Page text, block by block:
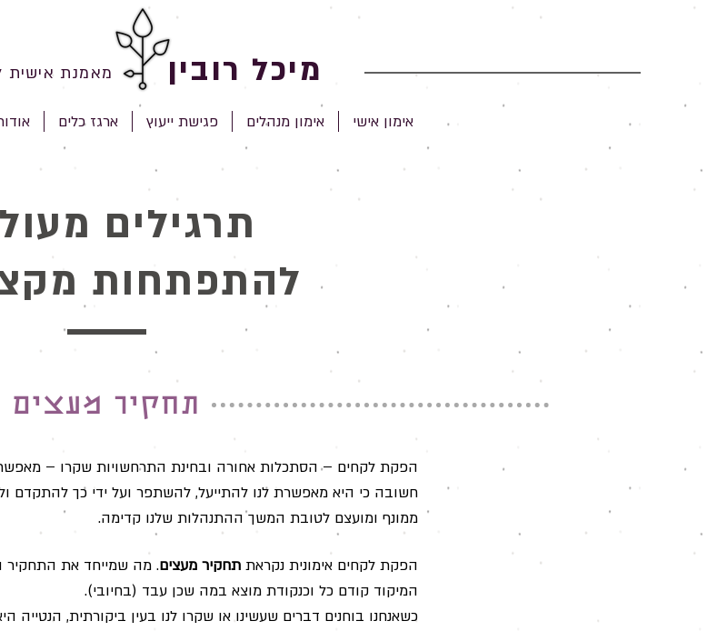
מיכל רובין מאמנת אישית
אימון אישי אימון מנהלים פגישת ייעוץ ארגז כלים
תרגילים
להתפתחות
תחקיר מעצים
הפקת לקחים – הסתכלות אחורה ובחינת התרחשויות שקרו –
חשובה כי היא מאפשרת לנו להתייעל, להשתפר ועל ידי כך להתקדם
ממונף ומועצם לטובת המשך ההתנהלות שלנו קדימה.
הפקת לקחים אימונית נקראת תחקיר מעצים. מה שמייחד את התחקיר
המיקוד קודם כל וכנקודת מוצא במה שכן עבד (בחיובי).
כשאנחנו בוחנים דברים שעשינו או שקרו לנו בעין ביקורתית,